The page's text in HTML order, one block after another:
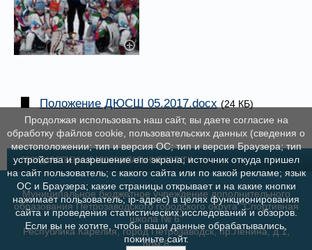
Положение ДЮСШ 05.2017.docx (24 КБ)
ГОСУДАРСТВЕННЫЕ МУНИЦИПАЛЬНЫЕ УСЛУГИ
Муниципальное бюджетное учреждение дополнительного
образования Петрозаводского городского округа "Спортивная
школа № 6"
Республика Карелия, город Петрозаводск, пр.Ленина, д.1,
пом.8
Продолжая использовать наш сайт, вы даете согласие на
обработку файлов cookie, пользовательских данных (сведения о
местоположении; тип и версия ОС; тип и версия Браузера; тип
устройства и разрешение его экрана; источник откуда пришел
на сайт пользователь; с какого сайта или по какой рекламе; язык
ОС и Браузера; какие страницы открывает и на какие кнопки
нажимает пользователь; ip-адрес) в целях функционирования
сайта и проведения статистических исследований и обзоров.
Если вы не хотите, чтобы ваши данные обрабатывались,
покиньте сайт.